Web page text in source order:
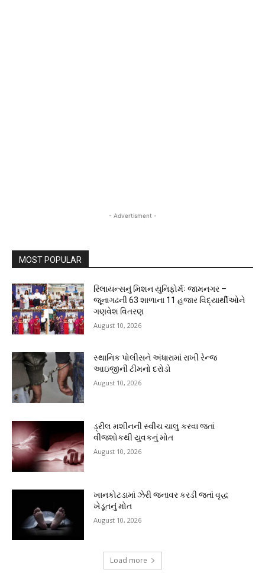
- Advertisment -
MOST POPULAR
રિલાયન્સનું મિશન યુનિફોર્મઃ જામનગર –
જૂનાગઢની 63 શાળાના 11 હજાર વિદ્યાર્થીઓને
ગણવેશ વિતરણ
August 10, 2026
સ્થાનિક પોલીસને અંધારામાં રાખી રેન્જ
આઇજીની ટીમનો દરોડો
August 10, 2026
ડ્રીલ મશીનની સ્વીચ ચાલુ કરવા જતાં
વીજશોકથી યુવકનું મોત
August 10, 2026
ખાનકોટડામાં ઝેરી જનાવર કરડી જતાં વૃદ્ધ
ખેડૂતનું મોત
August 10, 2026
Load more